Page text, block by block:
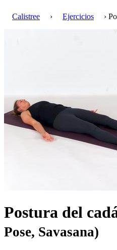
Calistree › Ejercicios ›
Postura del
Pose, Savasana)